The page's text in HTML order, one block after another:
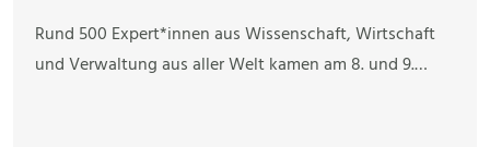
Rund 500 Expert*innen aus Wissenschaft, Wirtschaft
und Verwaltung aus aller Welt kamen am 8. und 9.…